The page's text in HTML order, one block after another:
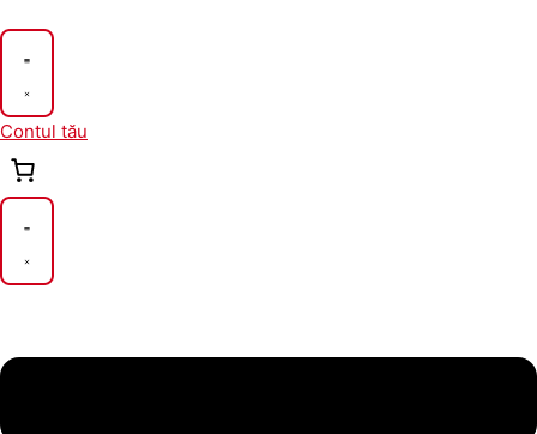
to
content
Contul tău